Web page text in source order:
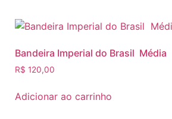
Bandeira Imperial do Brasil Média
R$ 120,00
Adicionar ao carrinho